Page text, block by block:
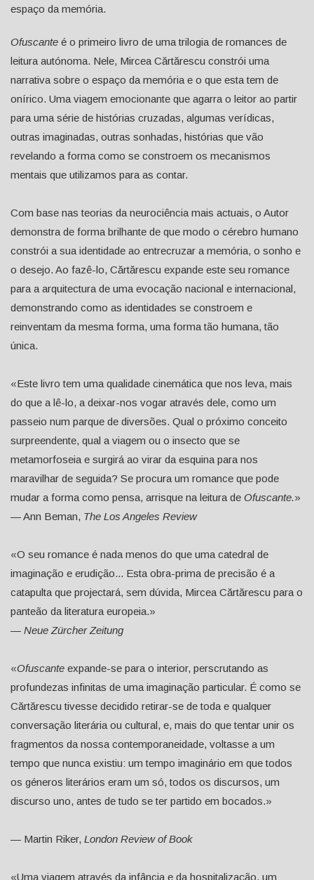
espaço da memória.
Ofuscante é o primeiro livro de uma trilogia de romances de
leitura autónoma. Nele, Mircea Cărtărescu constrói uma
narrativa sobre o espaço da memória e o que esta tem de
onírico. Uma viagem emocionante que agarra o leitor ao partir
para uma série de histórias cruzadas, algumas verídicas,
outras imaginadas, outras sonhadas, histórias que vão
revelando a forma como se constroem os mecanismos
mentais que utilizamos para as contar.
Com base nas teorias da neurociência mais actuais, o Autor
demonstra de forma brilhante de que modo o cérebro humano
constrói a sua identidade ao entrecruzar a memória, o sonho e
o desejo. Ao fazê-lo, Cărtărescu expande este seu romance
para a arquitectura de uma evocação nacional e internacional,
demonstrando como as identidades se constroem e
reinventam da mesma forma, uma forma tão humana, tão
única.
«Este livro tem uma qualidade cinemática que nos leva, mais
do que a lê-lo, a deixar-nos vogar através dele, como um
passeio num parque de diversões. Qual o próximo conceito
surpreendente, qual a viagem ou o insecto que se
metamorfoseia e surgirá ao virar da esquina para nos
maravilhar de seguida? Se procura um romance que pode
mudar a forma como pensa, arrisque na leitura de Ofuscante.»
— Ann Beman, The Los Angeles Review
«O seu romance é nada menos do que uma catedral de
imaginação e erudição... Esta obra-prima de precisão é a
catapulta que projectará, sem dúvida, Mircea Cărtărescu para o
panteão da literatura europeia.»
— Neue Zürcher Zeitung
«Ofuscante expande-se para o interior, perscrutando as
profundezas infinitas de uma imaginação particular. É como se
Cărtărescu tivesse decidido retirar-se de toda e qualquer
conversação literária ou cultural, e, mais do que tentar unir os
fragmentos da nossa contemporaneidade, voltasse a um
tempo que nunca existiu: um tempo imaginário em que todos
os géneros literários eram um só, todos os discursos, um
discurso uno, antes de tudo se ter partido em bocados.»
— Martin Riker, London Review of Book
«Uma viagem através da infância e da hospitalização, um